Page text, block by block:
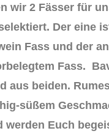
wir 2 Fässer für
Der eine
Fass und der
Fass.
aus beiden.
süßem
werden Euch